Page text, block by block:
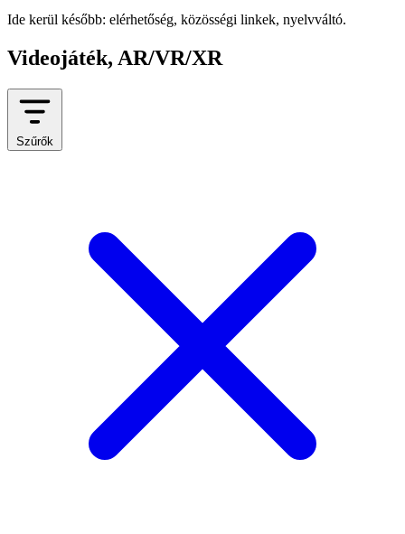
Ide kerül később: elérhetőség, közösségi linkek, nyelvváltó.
Videojáték, AR/VR/XR
Szűrők